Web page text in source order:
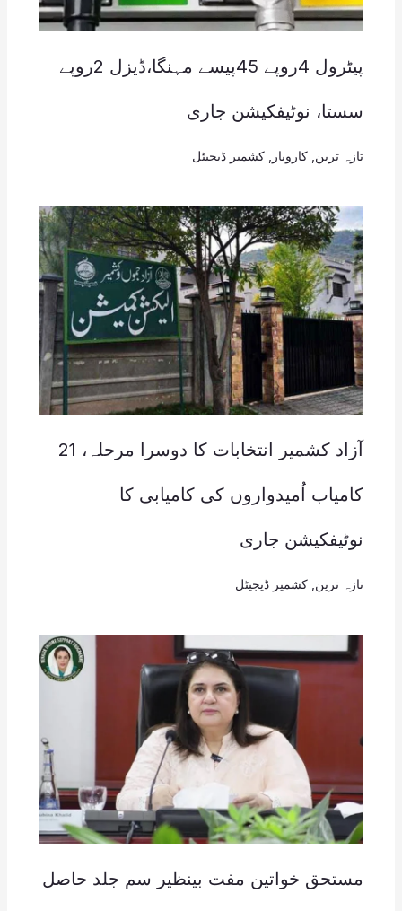
پیٹرول 4روپے 45پیسے مہنگا،ڈیزل 2روپے
سستا، نوٹیفکیشن جاری
تازہ ترین کاروبار کشمیر ڈیجیٹل
آزاد کشمیر انتخابات کا دوسرا مرحلہ، 21
کامیاب اُمیدواروں کی کامیابی کا
نوٹیفکیشن جاری
تازہ ترین کشمیر ڈیجیٹل
مستحق خواتین مفت بینظیر سم جلد حاصل